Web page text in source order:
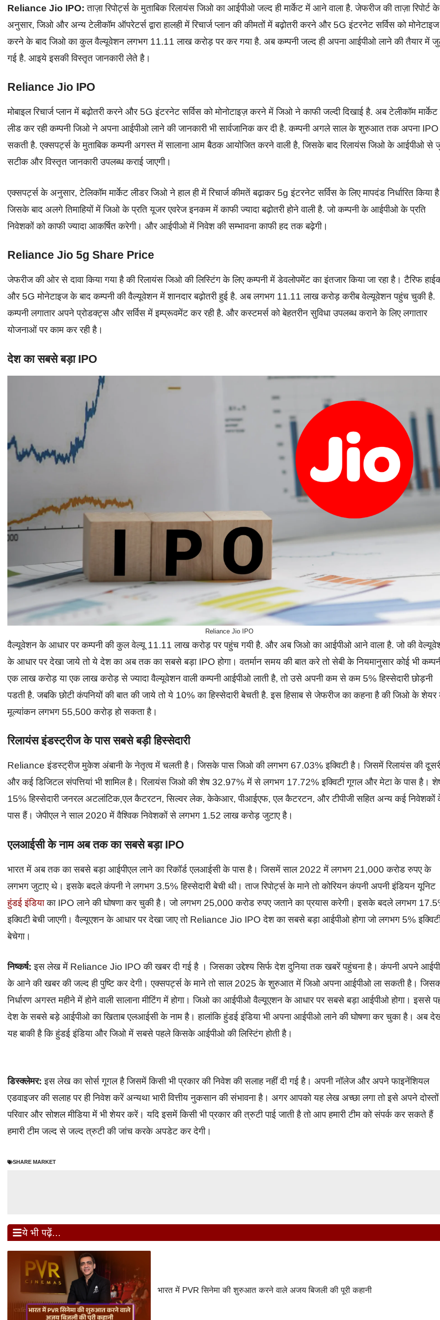
Reliance Jio IPO: ताज़ा रिपोर्ट्स के मुताबिक रिलायंस जिओ का आईपीओ जल्द ही मार्केट में आने वाला है. जेफरीज की ताज़ा रिपोर्ट के
अनुसार, जिओ और अन्य टेलीकॉम ऑपरेटर्स द्वारा हालही में रिचार्ज प्लान की कीमतों में बढ़ोतरी करने और 5G इंटरनेट सर्विस को मोनेटाइज
करने के बाद जिओ का कुल वैल्यूवेशन लगभग 11.11 लाख करोड़ पर कर गया है. अब कम्पनी जल्द ही अपना आईपीओ लाने की तैयार में
गई है. आइये इसकी विस्तृत जानकारी लेते है।
Reliance Jio IPO
मोबाइल रिचार्ज प्लान में बढ़ोतरी करने और 5G इंटरनेट सर्विस को मोनोटाइज़ करने में जिओ ने काफी जल्दी दिखाई है. अब टेलीकॉम मार्केट
लीड कर रही कम्पनी जिओ ने अपना आईपीओ लाने की जानकारी भी सार्वजानिक कर दी है. कम्पनी अगले साल के शुरुआत तक अपना IPO
सकती है. एक्सपर्ट्स के मुताबिक कम्पनी अगस्त में सालाना आम बैठक आयोजित करने वाली है, जिसके बाद रिलायंस जिओ के आईपीओ से
सटीक और विस्तृत जानकारी उपलब्ध कराई जाएगी।
एक्सपर्ट्स के अनुसार, टेलिकॉम मार्केट लीडर जिओ ने हाल ही में रिचार्ज कीमतें बढ़ाकर 5g इंटरनेट सर्विस के लिए मापदंड निर्धारित किया
जिसके बाद अलगे तिमाहियों में जिओ के प्रति यूजर एवरेज इनकम में काफी ज्यादा बढ़ोतरी होने वाली है. जो कम्पनी के आईपीओ के प्रति
निवेशकों को काफी ज्यादा आकर्षित करेगी। और आईपीओ में निवेश की सम्भावना काफी हद तक बढ़ेगी।
Reliance Jio 5g Share Price
जेफरीज की ओर से दावा किया गया है की रिलायंस जिओ की लिस्टिंग के लिए कम्पनी में डेवलोपमेंट का इंतजार किया जा रहा है। टैरिफ
और 5G मोनेटाइज के बाद कम्पनी की वैल्यूवेशन में शानदार बढ़ोतरी हुई है. अब लगभग 11.11 लाख करोड़ करीब वेल्यूवेशन पहुंच चुकी है.
कम्पनी लगातार अपने प्रोडक्ट्स और सर्विस में इम्प्रूवमेंट कर रही है. और कस्टमर्स को बेहतरीन सुविधा उपलब्ध कराने के लिए लगातार
योजनाओं पर काम कर रही है।
देश का सबसे बड़ा IPO
Reliance Jio IPO
वैल्यूवेशन के आधार पर कम्पनी की कुल वेल्यू 11.11 लाख करोड़ पर पहुंच गयी है. और अब जिओ का आईपीओ आने वाला है. जो की
के आधार पर देखा जाये तो ये देश का अब तक का सबसे बड़ा IPO होगा। वतर्मान समय की बात करे तो सेबी के नियमानुसार कोई भी
एक लाख करोड़ या एक लाख करोड़ से ज्यादा वैल्यूवेशन वाली कम्पनी आईपीओ लाती है, तो उसे अपनी कम से कम 5% हिस्सेदारी छोड़नी
पडती है. जबकि छोटी कंपनियों की बात की जाये तो ये 10% का हिस्सेदारी बेचती है. इस हिसाब से जेफरीज का कहना है की जिओ के शेयर
मूल्यांकन लगभग 55,500 करोड़ हो सकता है।
रिलायंस इंडस्ट्रीज के पास सबसे बड़ी हिस्सेदारी
Reliance इंडस्ट्रीज मुकेश अंबानी के नेतृत्व में चलती है। जिसके पास जिओ की लगभग 67.03% इक्विटी है। जिसमें रिलायंस की
और कई डिजिटल संपत्तियां भी शामिल है। रिलायंस जिओ की शेष 32.97% में से लगभग 17.72% इक्विटी गूगल और मेटा के पास है।
15% हिस्सेदारी जनरल अटलांटिक,एल कैटरटन, सिल्वर लेक, केकेआर, पीआईएफ, एल कैटरटन, और टीपीजी सहित अन्य कई निवेशकों
पास हैं। जेपीएल ने साल 2020 में वैश्विक निवेशकों से लगभग 1.52 लाख करोड़ जुटाए है।
एलआईसी के नाम अब तक का सबसे बड़ा IPO
भारत में अब तक का सबसे बड़ा आईपीएल लाने का रिकॉर्ड एलआईसी के पास है। जिसमें साल 2022 में लगभग 21,000 करोड रुपए के
लगभग जुटाए थे। इसके बदले कंपनी ने लगभग 3.5% हिस्सेदारी बेची थी। ताज रिपोर्ट्स के माने तो कोरियन कंपनी अपनी इंडियन यूनिट
हुंडई इंडियाका IPO लाने की घोषणा कर चुकी है। जो लगभग 25,000 करोड रुपए जताने का प्रयास करेगी। इसके बदले लगभग
इक्विटी बेची जाएगी। वैल्यूएशन के आधार पर देखा जाए तो Reliance Jio IPO देश का सबसे बड़ा आईपीओ होगा जो लगभग 5%
बेचेगा।
निष्कर्ष: इस लेख में Reliance Jio IPO की खबर दी गई है । जिसका उद्देश्य सिर्फ देश दुनिया तक खबरें पहुंचना है। कंपनी अपने
के आने की खबर की जल्द ही पुष्टि कर देगी। एक्सपर्ट्स के माने तो साल 2025 के शुरुआत में जिओ अपना आईपीओ ला सकती है।
निर्धारण अगस्त महीने में होने वाली सालाना मीटिंग में होगा। जिओ का आईपीओ वैल्यूएशन के आधार पर सबसे बड़ा आईपीओ होगा। इससे
देश के सबसे बड़े आईपीओ का खिताब एलआईसी के नाम है। हालांकि हुंडई इंडिया भी अपना आईपीओ लाने की घोषणा कर चुका है। अब
यह बाकी है कि हुंडई इंडिया और जिओ में सबसे पहले किसके आईपीओ की लिस्टिंग होती है।
डिस्क्लेमर: इस लेख का सोर्स गूगल है जिसमें किसी भी प्रकार की निवेश की सलाह नहीं दी गई है। अपनी नॉलेज और अपने फाइनेंशियल
एडवाइजर की सलाह पर ही निवेश करें अन्यथा भारी वित्तीय नुकसान की संभावना है। अगर आपको यह लेख अच्छा लगा तो इसे अपने दोस्तों
परिवार और सोशल मीडिया में भी शेयर करें। यदि इसमें किसी भी प्रकार की त्रुटी पाई जाती है तो आप हमारी टीम को संपर्क कर सकते हैं
हमारी टीम जल्द से जल्द त्रुटी की जांच करके अपडेट कर देगी।
SHARE MARKET
ये भी पढ़ें...
भारत में PVR सिनेमा की शुरुआत करने वाले अजय बिजली की पूरी कहानी